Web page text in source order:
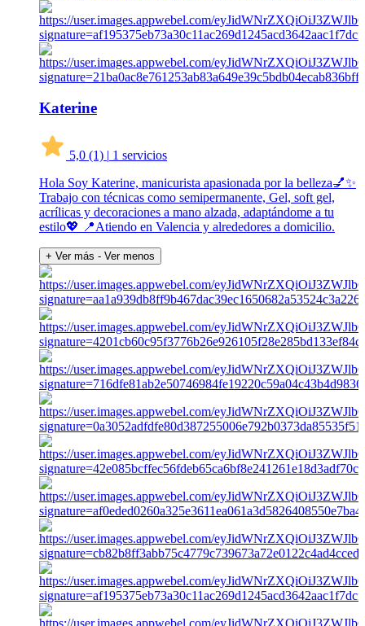
Katerine
5,0 (1) | 1 servicios
Hola Soy Katerine, manicurista apasionada por la belleza💅✨
Trabajo con técnicas como semipermanente, Gel, soft gel,
acrílicas y decoraciones a mano alzada, adaptándome a tu
estilo💖 📍Atiendo en Valencia y alrededores a domicilio.
+ Ver más - Ver menos